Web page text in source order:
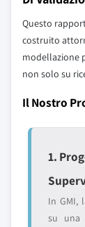
Questo
costruito
modellazione
non solo su
Il Nostro
1.
In GMI,
su una